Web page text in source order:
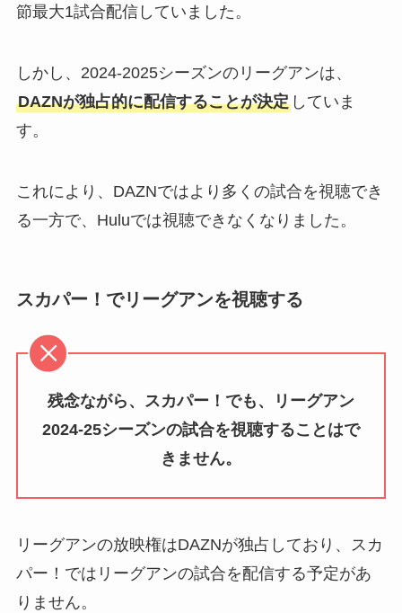
節最大1試合配信していました。
しかし、2024-2025シーズンのリーグアンは、
DAZNが独占的に配信することが決定していま
す。
これにより、DAZNではより多くの試合を視聴でき
る一方で、Huluでは視聴できなくなりました。
スカパー！でリーグアンを視聴する
残念ながら、スカパー！でも、リーグアン
2024-25シーズンの試合を視聴することはで
きません。
リーグアンの放映権はDAZNが独占しており、スカ
パー！ではリーグアンの試合を配信する予定があ
りません。